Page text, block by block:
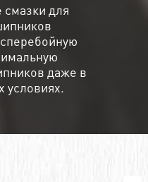
для
даже в
условиях.